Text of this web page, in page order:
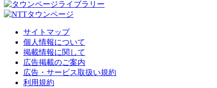
サイトマップ
個人情報について
掲載情報に関して
広告掲載のご案内
広告・サービス取扱い規約
利用規約